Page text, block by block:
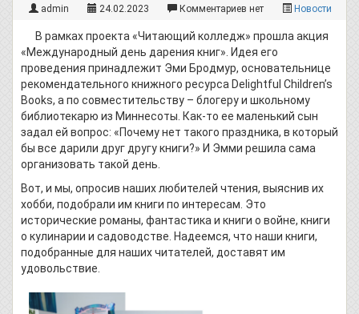
admin 24.02.2023 Комментариев нет Новости
В рамках проекта «Читающий колледж» прошла акция
«Международный день дарения книг». Идея его
проведения принадлежит Эми Бродмур, основательнице
рекомендательного книжного ресурса Delightful Children’s
Books, а по совместительству – блогеру и школьному
библиотекарю из Миннесоты. Как-то ее маленький сын
задал ей вопрос: «Почему нет такого праздника, в который
бы все дарили друг другу книги?» И Эмми решила сама
организовать такой день.
Вот, и мы, опросив наших любителей чтения, выяснив их
хобби, подобрали им книги по интересам. Это
исторические романы, фантастика и книги о войне, книги
о кулинарии и садоводстве. Надеемся, что наши книги,
подобранные для наших читателей, доставят им
удовольствие.